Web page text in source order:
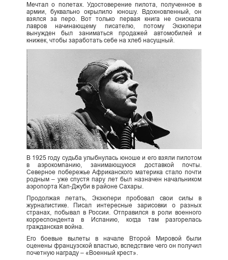
Мечтал о полетах. Удостоверение пилота, полученное в
армии, буквально окрылило юношу. Вдохновленный, он
взялся за перо. Вот только первая книга не снискала
лавров начинающему писателю, потому Экзюпери
вынужден был заниматься продажей автомобилей и
книжек, чтобы заработать себе на хлеб насущный.
В 1925 году судьба улыбнулась юноше и его взяли пилотом
в аэрокомпанию, занимающуюся доставкой почты.
Северное побережье Африканского материка стало почти
родным – уже спустя пару лет был назначен начальником
аэропорта Кап-Джуби в районе Сахары.
Продолжая летать, Экзюпери пробовал свои силы в
журналистике. Писал интересные зарисовки о разных
странах, побывал в России. Отправился в роли военного
корреспондента в Испанию, когда там разгорелась
гражданская война.
Его боевые вылеты в начале Второй Мировой были
оценены французской властью, вследствие чего он получил
почетную награду – «Военный крест».